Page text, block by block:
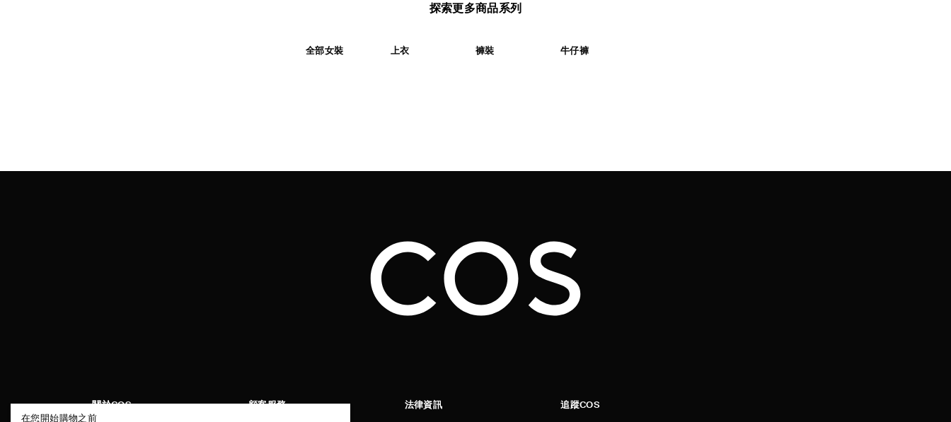
探索更多商品系列
全部女裝 上衣 褲裝 牛仔褲
關於COS 顧客服務 法律資訊
追蹤COS
在您開始購物之前